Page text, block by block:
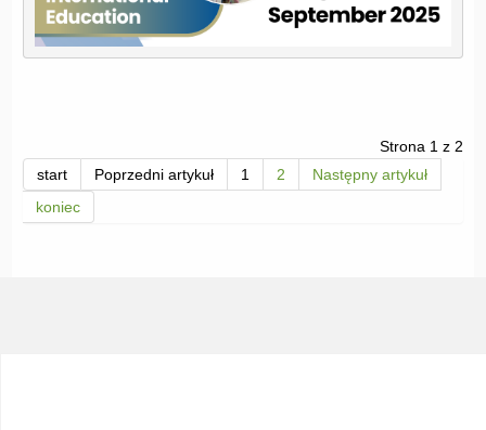
Strona 1 z 2
start
Poprzedni artykuł 1 2
Następny artykuł
koniec